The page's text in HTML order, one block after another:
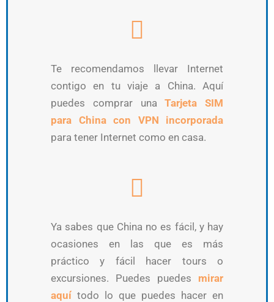
Te recomendamos llevar Internet
contigo en tu viaje a China. Aquí
puedes comprar unaTarjeta SIM
para China con VPN incorporada
para tener Internet como en casa.
Ya sabes que China no es fácil, y hay
ocasiones en las que es más
práctico y fácil hacer tours o
excursiones. Puedes puedes mirar
aquí todo lo que puedes hacer en